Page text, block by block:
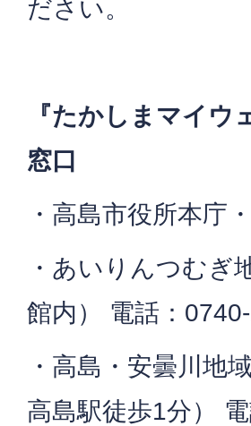
ださい。
『たかしまマイ
窓口
・高島市役所本
・あいりんつむぎ
館内） 電話：
・高島・安曇川地
高島駅徒歩1分）